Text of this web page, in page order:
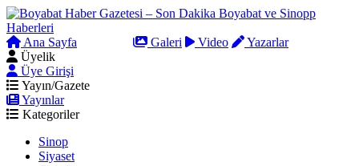
Ana Sayfa Galeri Video
Yazarlar
Üyelik
Üye Girişi
Yayın/Gazete
Yayınlar
Kategoriler
Sinop
Siyaset